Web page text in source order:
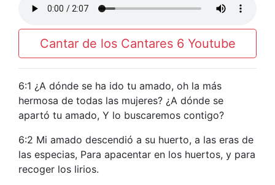
Cantar de los Cantares 6 Youtube
6:1 ¿A dónde se ha ido tu amado, oh la más
hermosa de todas las mujeres? ¿A dónde se
apartó tu amado, Y lo buscaremos contigo?
6:2 Mi amado descendió a su huerto, a las eras de
las especias, Para apacentar en los huertos, y para
recoger los lirios.